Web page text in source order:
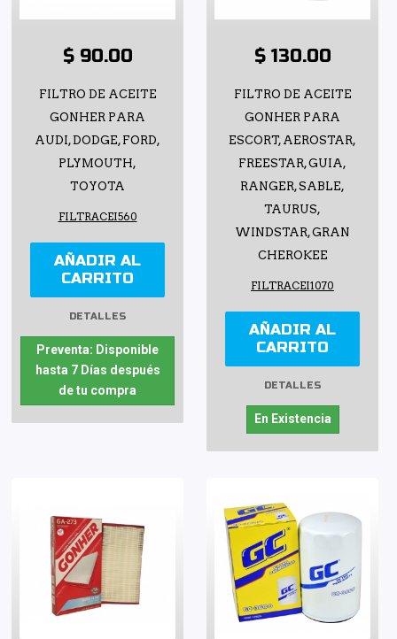
$ 90.00
FILTRO DE ACEITE
GONHER PARA
AUDI, DODGE, FORD,
PLYMOUTH,
TOYOTA
FILTRACEI560
AÑADIR AL
CARRITO
DETALLES
Preventa: Disponible
hasta 7 Días después
de tu compra
$ 130.00
FILTRO DE ACEITE
GONHER PARA
ESCORT, AEROSTAR,
FREESTAR, GUIA,
RANGER, SABLE,
TAURUS,
WINDSTAR, GRAN
CHEROKEE
FILTRACEI1070
AÑADIR AL
CARRITO
DETALLES
En Existencia